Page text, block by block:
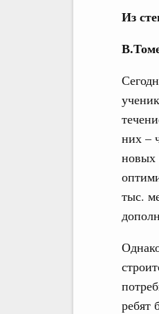
Из
них –
новых
тыс.
ребят